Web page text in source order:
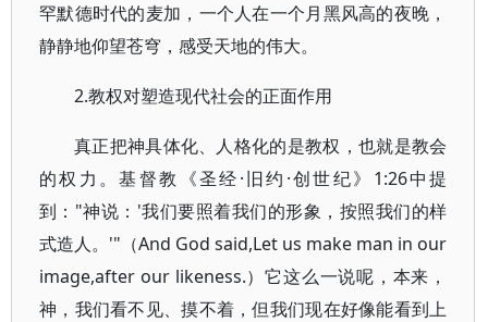
罕默德时代的麦加，一个人在一个月黑风高的夜晚，
静静地仰望苍穹，感受天地的伟大。
2.教权对塑造现代社会的正面作用
真正把神具体化、人格化的是教权，也就是教会
的权力。基督教《圣经·旧约·创世纪》1:26中提
到："神说：'我们要照着我们的形象，按照我们的样
式造人。'"（And God said,Let us make man in our
image,after our likeness.）它这么一说呢，本来，
神，我们看不见、摸不着，但我们现在好像能看到上